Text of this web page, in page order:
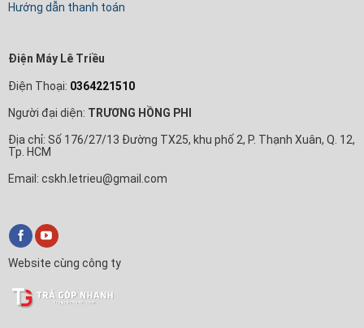
Hướng dẫn thanh toán
Điện Máy Lê Triều
Điện Thoại: 0364221510
Người đại diện: TRƯƠNG HỒNG PHI
Địa chỉ: Số 176/27/13 Đường TX25, khu phố 2, P. Thạnh Xuân, Q. 12,
Tp. HCM
Email: cskh.letrieu@gmail.com
Website cùng công ty